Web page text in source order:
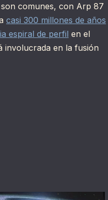
comunes, con Arp 87
casi 300 millones de años
espiral de perfil en el
involucrada en la fusión